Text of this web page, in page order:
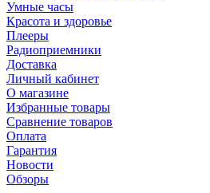
Умные часы
Красота и здоровье
Плееры
Радиоприемники
Доставка
Личный кабинет
О магазине
Избранные товары
Сравнение товаров
Оплата
Гарантия
Новости
Обзоры